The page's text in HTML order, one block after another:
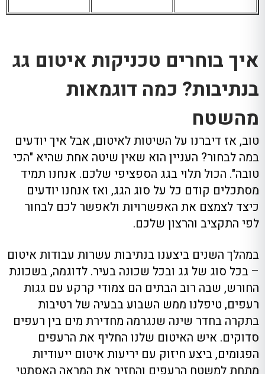
איך בוחרים טכניקות איטום גג
בנתיבות? כמה דוגמאות
מהשטח
טוב, אז דיברנו על השיטות לאיטום, אבל איך יודעים
במה לבחור? העניין הוא שאין שיטה אחת שהיא "הכי
טובה". הכול תלוי בגג הספציפי שלכם. אנחנו תמיד
מסתכלים קודם כל על סוג הגג, ואז אנחנו יודעים
כיצד לצמצם את האפשרויות ולאפשר לכם לבחור
לפי התקציב והרצון שלכם.
במהלך השנים ביצענו בנתיבות עשרות עבודות איטום
– בכל סוג של גג ובכל שכונה בעיר. לדוגמה, בשכונת
החורש, שבה רוב הבתים הם צמודי קרקע עם גגות
רעפים, טיפלנו ממש השבוע בבעיה של רטיבות
בתקרה בחדר שינה שנגרמה מחדירת מים בין רעפים
סדוקים. איש האיטום שלנו החליף את הרעפים
הפגומים, ביצע חיזוק עם יריעות איטום ייעודיות